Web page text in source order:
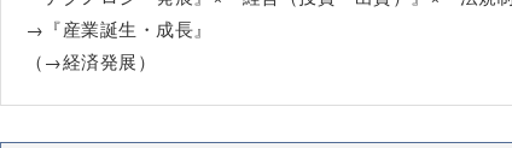
→『産業誕生・成長』
（→経済発展）